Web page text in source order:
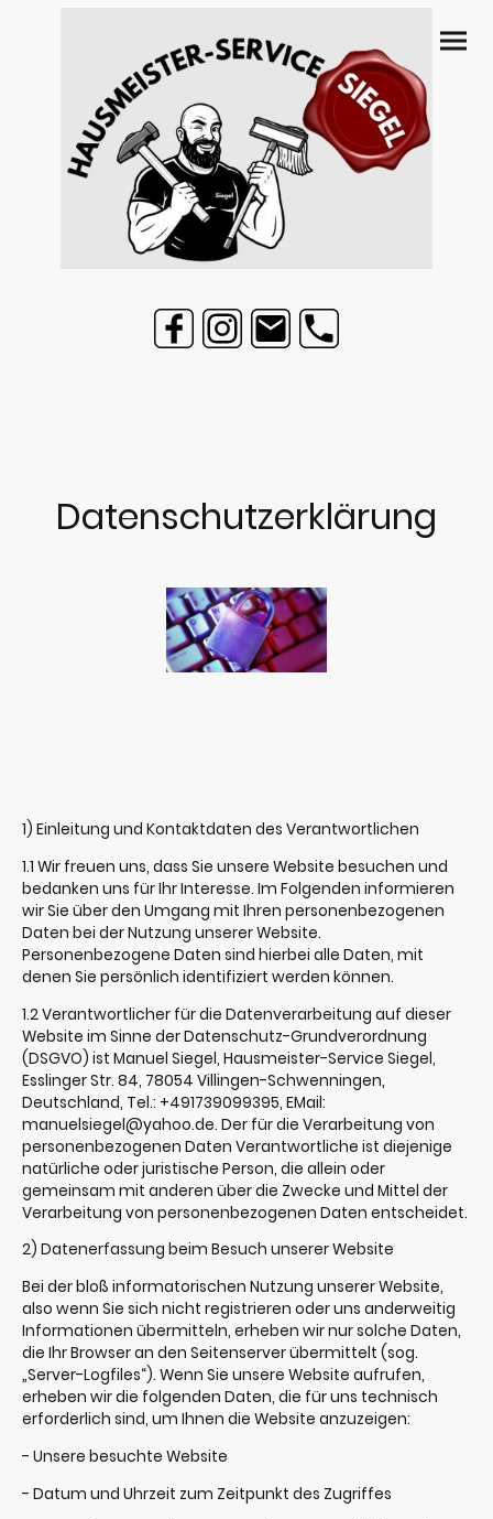
Datenschutzerklärung
1) Einleitung und Kontaktdaten des Verantwortlichen
1.1 Wir freuen uns, dass Sie unsere Website besuchen und
bedanken uns für Ihr Interesse. Im Folgenden informieren
wir Sie über den Umgang mit Ihren personenbezogenen
Daten bei der Nutzung unserer Website.
Personenbezogene Daten sind hierbei alle Daten, mit
denen Sie persönlich identifiziert werden können.
1.2 Verantwortlicher für die Datenverarbeitung auf dieser
Website im Sinne der Datenschutz-Grundverordnung
(DSGVO) ist Manuel Siegel, Hausmeister-Service Siegel,
Esslinger Str. 84, 78054 Villingen-Schwenningen,
Deutschland, Tel.: +491739099395, EMail:
manuelsiegel@yahoo.de. Der für die Verarbeitung von
personenbezogenen Daten Verantwortliche ist diejenige
natürliche oder juristische Person, die allein oder
gemeinsam mit anderen über die Zwecke und Mittel der
Verarbeitung von personenbezogenen Daten entscheidet.
2) Datenerfassung beim Besuch unserer Website
Bei der bloß informatorischen Nutzung unserer Website,
also wenn Sie sich nicht registrieren oder uns anderweitig
Informationen übermitteln, erheben wir nur solche Daten,
die Ihr Browser an den Seitenserver übermittelt (sog.
„Server-Logfiles“). Wenn Sie unsere Website aufrufen,
erheben wir die folgenden Daten, die für uns technisch
erforderlich sind, um Ihnen die Website anzuzeigen:
- Unsere besuchte Website
- Datum und Uhrzeit zum Zeitpunkt des Zugriffes